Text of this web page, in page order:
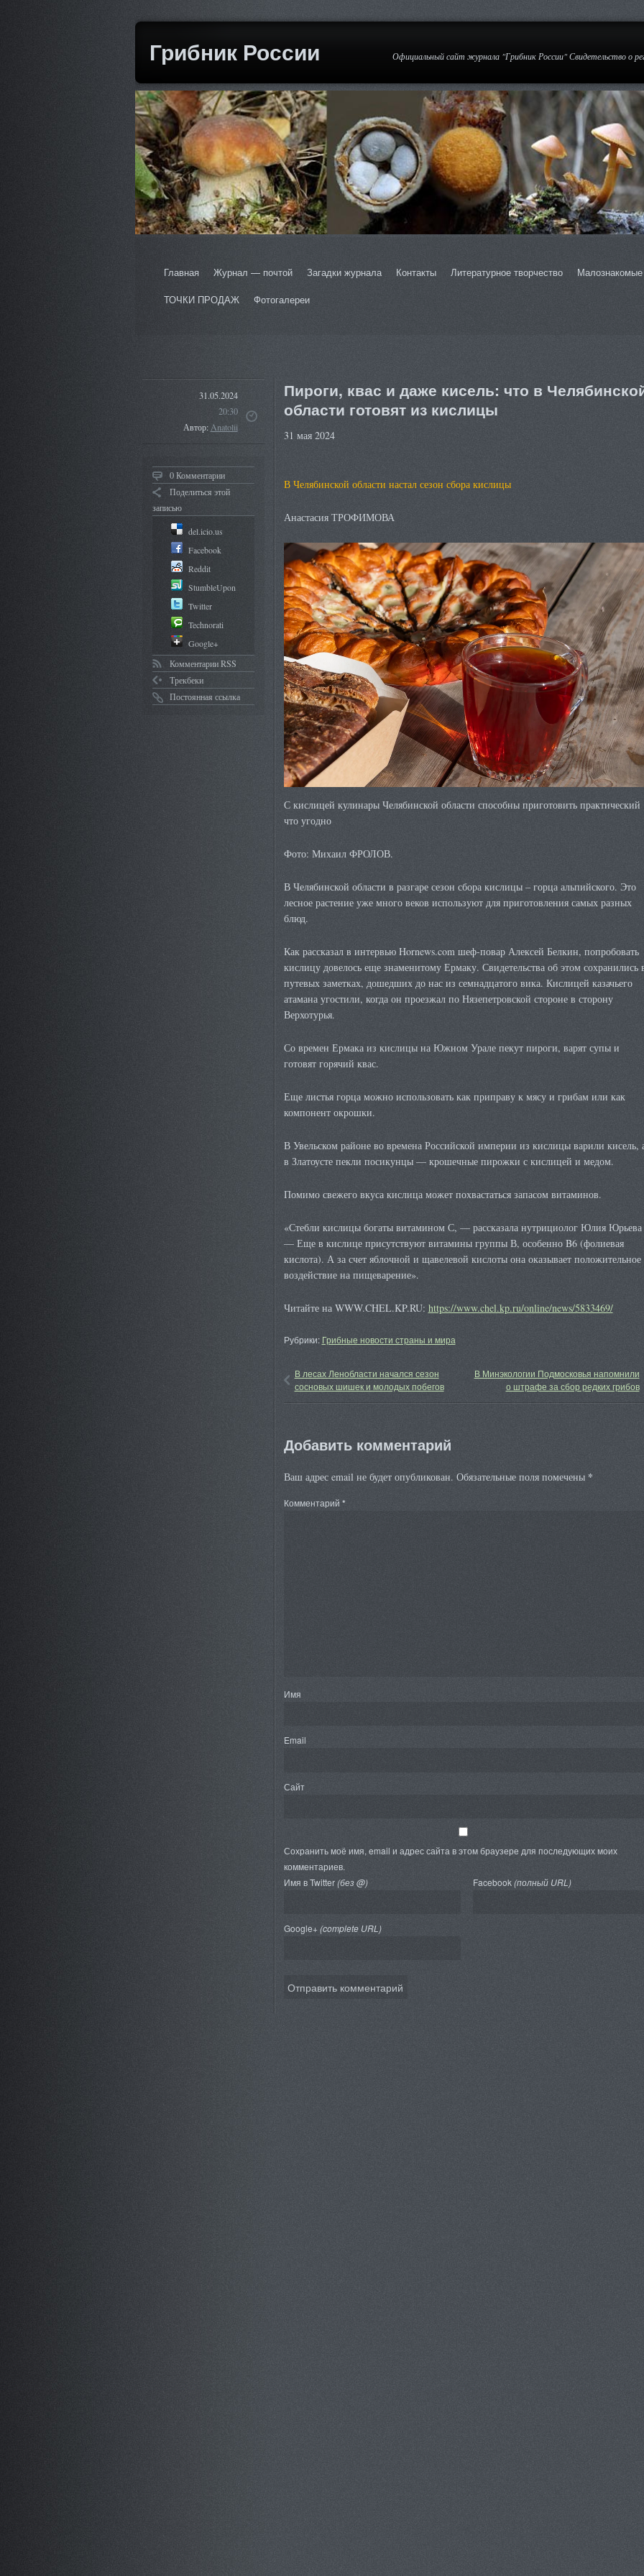
Грибник России Официальный сайт журнала "Грибник России" Свидетельство о
Главная Журнал — почтой Загадки журнала Контакты Литературное творчество
ТОЧКИ ПРОДАЖ
Фотогалереи
31.05.2024
20:30
Автор:Anatolii
0 Комментарии
Поделиться этой
записью
del.icio.us
Facebook
Reddit
StumbleUpon
Twitter
Technorati
Google+
Комментарии RSS
Трекбеки
Постоянная ссылка
Пироги, квас и даже кисель: что в
области готовят из кислицы
31 мая 2024
В Челябинской области настал сезон сбора кислицы
Анастасия ТРОФИМОВА
С кислицей кулинары Челябинской области способны приготовить практический
что угодно
Фото: Михаил ФРОЛОВ.
В Челябинской области в разгаре сезон сбора кислицы – горца альпийского. Это
лесное растение уже много веков используют для приготовления самых разных
блюд.
Как рассказал в интервью Hornews.com шеф-повар Алексей Белкин, попробовать
кислицу довелось еще знаменитому Ермаку. Свидетельства об этом сохранились
путевых заметках, дошедших до нас из семнадцатого вика. Кислицей казачьего
атамана угостили, когда он проезжал по Нязепетровской стороне в сторону
Верхотурья.
Со времен Ермака из кислицы на Южном Урале пекут пироги, варят супы и
готовят горячий квас.
Еще листья горца можно использовать как приправу к мясу и грибам или как
компонент окрошки.
В Увельском районе во времена Российской империи из кислицы варили кисель,
в Златоусте пекли посикунцы — крошечные пирожки с кислицей и медом.
Помимо свежего вкуса кислица может похвастаться запасом витаминов.
«Стебли кислицы богаты витамином С, — рассказала нутрициолог Юлия Юрьева
— Еще в кислице присутствуют витамины группы В, особенно B6 (фолиевая
кислота). А за счет яблочной и щавелевой кислоты она оказывает положительное
воздействие на пищеварение».
Читайте на WWW.CHEL.KP.RU: https://www.chel.kp.ru/online/news/5833469/
Рубрики: Грибные новости страны и мира
В лесах Ленобласти начался сезон
сосновых шишек и молодых побегов
В Минэкологии Подмосковья напомнили
о штрафе за сбор редких грибов
Добавить комментарий
Ваш адрес email не будет опубликован. Обязательные поля помечены *
Комментарий *
Имя
Email
Сайт
Сохранить моё имя, email и адрес сайта в этом браузере для последующих моих
комментариев.
Имя в Twitter(без @) Facebook(полный URL)
Google+ (complete URL)